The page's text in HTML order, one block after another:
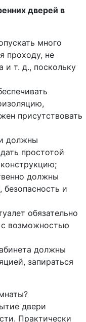
дверей в
много
проходу, не
и т. д., поскольку
присутствовать
должны
простотой
должны
безопасность и
обязательно
возможностью
должны
запираться
двери
Практически